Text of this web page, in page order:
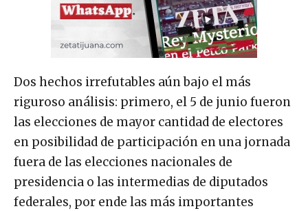
Dos hechos irrefutables aún bajo el más
riguroso análisis: primero, el 5 de junio fueron
las elecciones de mayor cantidad de electores
en posibilidad de participación en una jornada
fuera de las elecciones nacionales de
presidencia o las intermedias de diputados
federales, por ende las más importantes